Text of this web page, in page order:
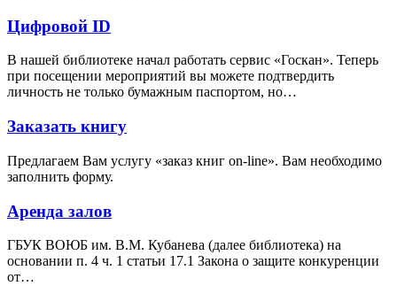
Цифровой ID
В нашей библиотеке начал работать сервис «Госкан». Теперь
при посещении мероприятий вы можете подтвердить
личность не только бумажным паспортом, но…
Заказать книгу
Предлагаем Вам услугу «заказ книг on-line». Вам необходимо
заполнить форму.
Аренда залов
ГБУК ВОЮБ им. В.М. Кубанева (далее библиотека) на
основании п. 4 ч. 1 статьи 17.1 Закона о защите конкуренции
от…